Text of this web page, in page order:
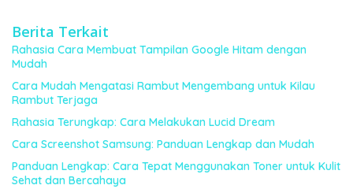
Berita Terkait
Rahasia Cara Membuat Tampilan Google Hitam dengan
Mudah
Cara Mudah Mengatasi Rambut Mengembang untuk Kilau
Rambut Terjaga
Rahasia Terungkap: Cara Melakukan Lucid Dream
Cara Screenshot Samsung: Panduan Lengkap dan Mudah
Panduan Lengkap: Cara Tepat Menggunakan Toner untuk Kulit
Sehat dan Bercahaya